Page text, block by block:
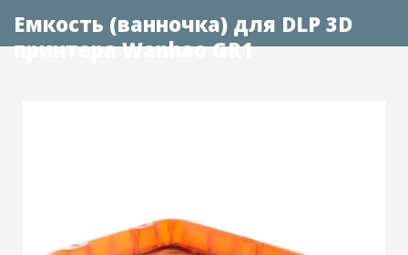
Емкость (ванночка) для DLP 3D
принтера Wanhao GR1